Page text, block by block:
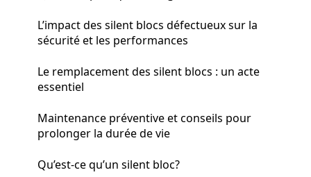
L’impact des silent blocs défectueux sur la
sécurité et les performances
Le remplacement des silent blocs : un acte
essentiel
Maintenance préventive et conseils pour
prolonger la durée de vie
Qu’est-ce qu’un silent bloc?